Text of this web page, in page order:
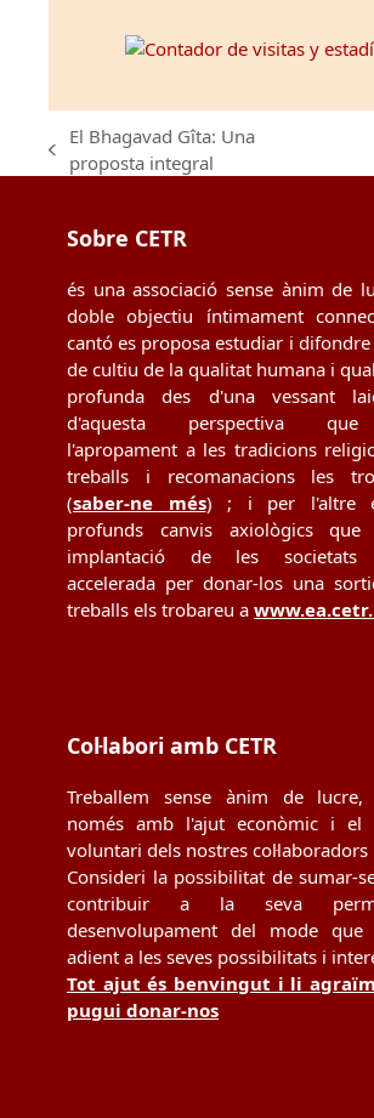
previous
El Bhagavad Gîta: Una
proposta integral
Sobre CETR
és una associació sense ànim de
doble objectiu íntimament
cantó es proposa estudiar i difondre
de cultiu de la qualitat humana i
profunda des d'una vessant
d'aquesta perspectiva que
l'apropament a les tradicions
treballs i recomanacions les
(saber-ne més) ; i per l'altre
profunds canvis axiològics
implantació de les societats
accelerada per donar-los una
treballs els trobareu a
Col·labori amb CETR
Treballem sense ànim de
només amb l'ajut econòmic i el
voluntari dels nostres col·laboradors
Consideri la possibilitat de sumar-
contribuir a la seva
desenvolupament del mode
adient a les seves possibilitats i
Tot ajut és benvingut i li
pugui donar-nos